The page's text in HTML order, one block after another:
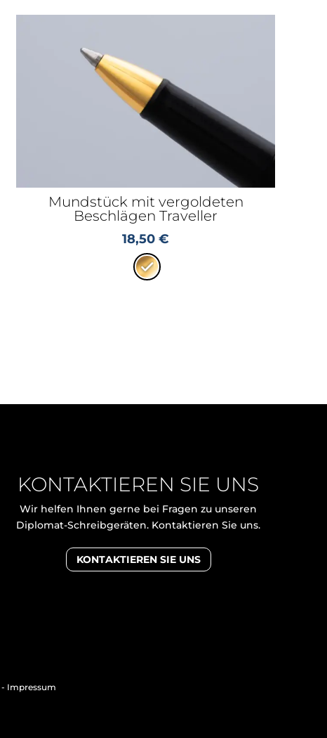
Mundstück mit vergoldeten
Beschlägen Traveller
18,50€
KONTAKTIEREN SIE UNS
Wir helfen Ihnen gerne bei Fragen zu unseren
Diplomat-Schreibgeräten. Kontaktieren Sie uns.
KONTAKTIEREN SIE UNS
- Impressum